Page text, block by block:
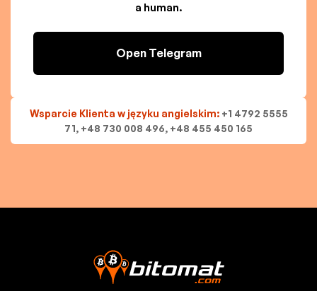
a human.
Open Telegram
Wsparcie Klienta w języku angielskim: +1 4792 5555
71, +48 730 008 496, +48 455 450 165